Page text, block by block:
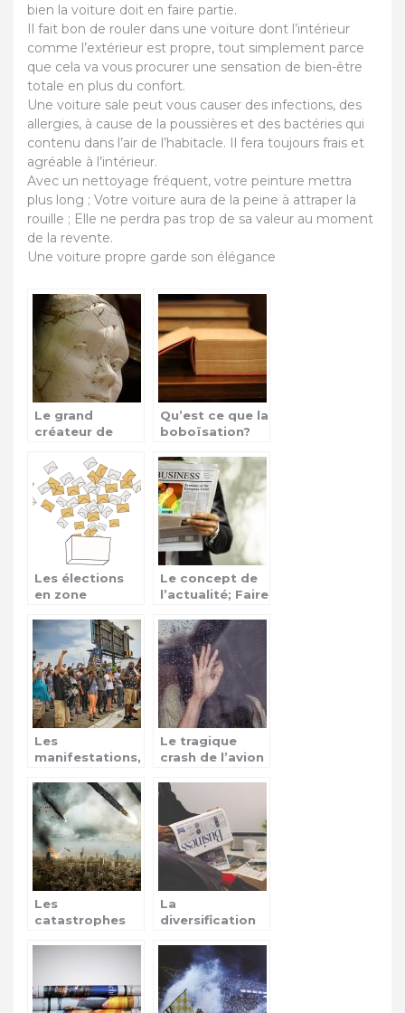
bien la voiture doit en faire partie.
Il fait bon de rouler dans une voiture dont l’intérieur
comme l’extérieur est propre, tout simplement parce
que cela va vous procurer une sensation de bien-être
totale en plus du confort.
Une voiture sale peut vous causer des infections, des
allergies, à cause de la poussières et des bactéries qui
contenu dans l’air de l’habitacle. Il fera toujours frais et
agréable à l’intérieur.
Avec un nettoyage fréquent, votre peinture mettra
plus long ; Votre voiture aura de la peine à attraper la
rouille ; Elle ne perdra pas trop de sa valeur au moment
de la revente.
Une voiture propre garde son élégance
Le grand
créateur de
Lagerfeld n’est
plus!
Qu’est ce que la
boboïsation?
Les élections
en zone
source de
conflits
Le concept de
l’actualité; Faire
confiance aux
médias ?
Les
manifestations,
revendications
Le tragique
crash de l’avion
d’Ethiopan
Airlines
Les
catastrophes
La
diversification
ses champs
d’application